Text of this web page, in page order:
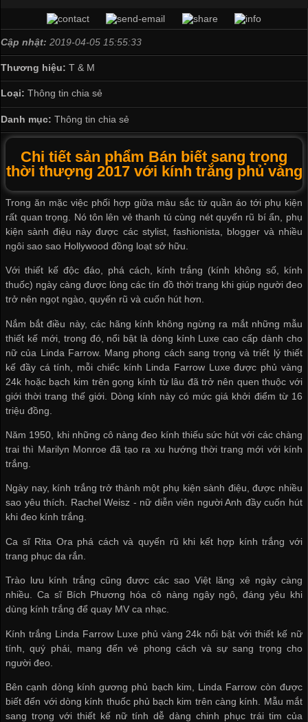
Cập nhật: 2019-04-05 15:55:33
Thương hiệu: T & M
Loại: Thông tin chia sẻ
Danh mục: Thông tin chia sẻ
Chi tiết sản phẩm Bán biết sang trọng
thời thượng 2017 với kính trắng phủ vàng
Trong ăn mặc việc phối hợp giữa màu sắc từ quần áo tới phụ kiện
rất quan trọng. Nó tôn lên vẻ thanh tú cùng nét quyến rũ bí ẩn, phụ
kiện sành điệu này được các stylist, fashionista, blogger và nhiều
ngôi sao sao Hollywood đồng loạt sở hữu.
Với thiết kế độc đáo, phá cách, kính trắng (kính không số, kính
thuốc) ngày càng được lòng các tín đồ thời trang khi giúp người đeo
trở nên ngọt ngào, quyến rũ và cuốn hút hơn.
Nắm bắt điều này, các hãng kính không ngừng ra mắt những mẫu
thiết kế mới, trong đó, nổi bật là dòng kính Luxe cao cấp dành cho
nữ của Linda Farrow. Mang phong cách sang trọng và triết lý thiết
kế đầy cá tính, mỗi chiếc kính Linda Farrow Luxe được phủ vàng
24k hoặc bạch kim trên gọng kính từ lâu đã trở nên quen thuộc với
giới thời trang thế giới. Dòng kính này có mức giá khởi điểm từ 16
triệu đồng.
Năm 1950, khi những cô nàng đeo kính thiếu sức hút với các chàng
trai thì Marilyn Monroe đã tạo ra xu hướng thời trang mới với kính
trắng.
Ngày nay, kính trắng trở thành một phụ kiện sành điệu, được nhiều
sao yêu thích. Rachel Weisz - nữ diễn viên người Anh đầy cuốn hút
khi đeo kính trắng.
Ca sĩ Rita Ora phá cách và quyến rũ khi kết hợp kính trắng với
trang phục da rắn.
Trào lưu kính trắng cũng được các sao Việt lăng xê ngày càng
nhiều. Ca sĩ Bích Phương hóa cô nàng ngây ngô, đáng yêu khi
dùng kính trắng để quay MV ca nhạc.
Kính trắng Linda Farrow Luxe phủ vàng 24k nổi bật với thiết kế nữ
tính, quý phái, mang đến vẻ phong cách và sự sang trọng cho
người đeo.
Bên cạnh dòng kính gương phủ bạch kim, Linda Farrow còn được
biết đến với dòng kính thuốc phủ bạch kim trên càng kính. Mẫu mắt
sang trọng với thiết kế nữ tính dễ dàng chinh phục trái tim của